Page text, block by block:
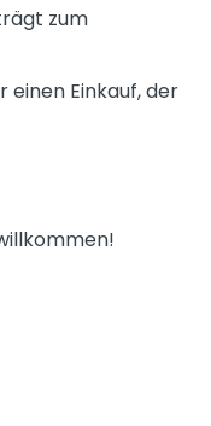
zum
einen Einkauf, der